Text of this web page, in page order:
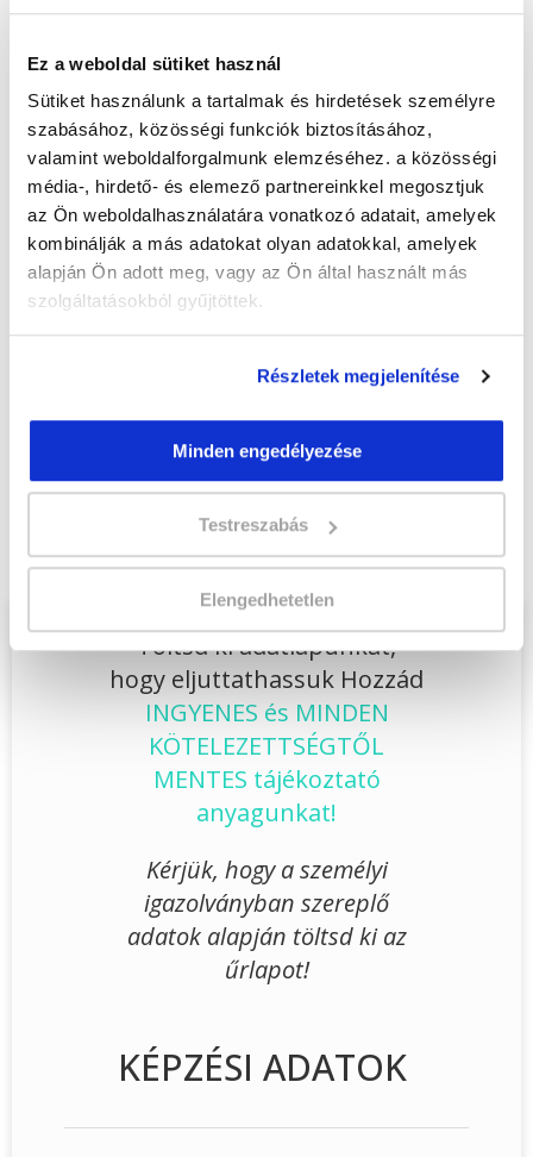
Ez a weboldal sütiket használ
Sütiket használunk a tartalmak és hirdetések személyre
szabásához, közösségi funkciók biztosításához,
valamint weboldalforgalmunk elemzéséhez. a közösségi
média-, hirdető- és elemező partnereinkkel megosztjuk
az Ön weboldalhasználatára vonatkozó adatait, amelyek
kombinálják a más adatokat olyan adatokkal, amelyek
alapján Ön adott meg, vagy az Ön által használt más
szolgáltatásokból gyűjtöttek.
Részletek megjelenítése
Minden engedélyezése
Testreszabás
Elengedhetetlen
Időtartam:4-5 hónap
Képzés ára: 159 000 Ft
egyösszegű befizetés esetén
Vizsgadíj:78 000 Ft
Vizsgadíj várható összege
A csoport a meghirdetett időpontban
biztosan indul!
Jelentkezem!
Végezd elKutyakozmetikus szakképesítés
online tanfolyam - Kisvárda
tanfolyamunkat és váltsd valóra az álmaidat!
Töltsd ki adatlapunkat,
hogy eljuttathassuk Hozzád
INGYENES és MINDEN
KÖTELEZETTSÉGTŐL
MENTES tájékoztató
anyagunkat!
Kérjük, hogy a személyi
igazolványban szereplő
adatok alapján töltsd ki az
űrlapot!
KÉPZÉSI ADATOK